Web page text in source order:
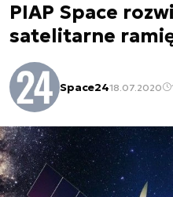
PIAP Space
satelitarne
Space2418.07.2020